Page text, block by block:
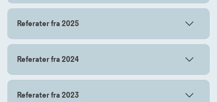
Referater fra 2025
Referater fra 2024
Referater fra 2023